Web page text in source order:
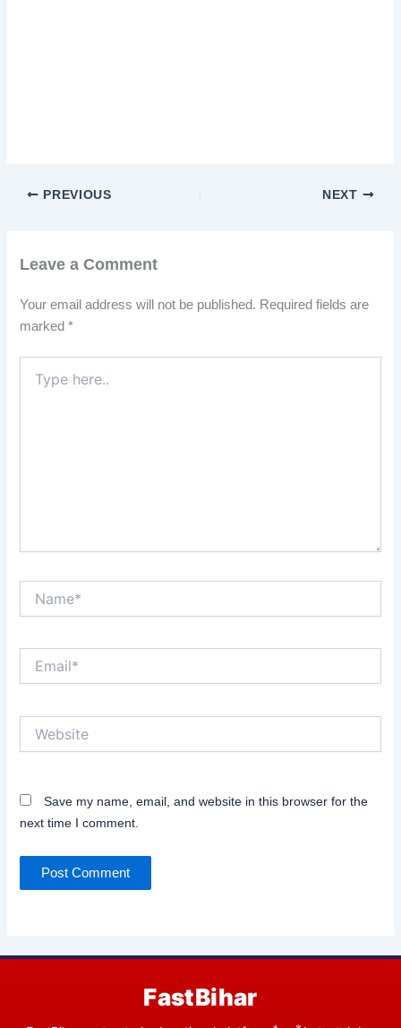
PREVIOUS NEXT
Leave a Comment
Your email address will not be published. Required fields are
marked*
here..
Save my name, email, and website in this browser for the
next time I comment.
FastBihar